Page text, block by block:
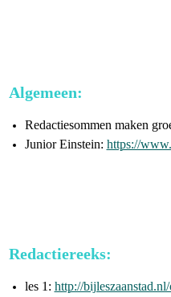
Algemeen:
Redactiesommen maken
Junior Einstein: https://
Redactiereeks:
les 1: http://